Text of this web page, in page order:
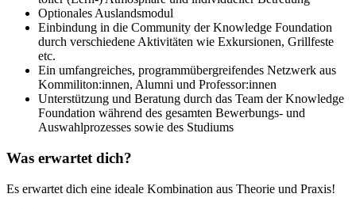
Optionales Auslandsmodul
Einbindung in die Community der Knowledge Foundation
durch verschiedene Aktivitäten wie Exkursionen, Grillfeste
etc.
Ein umfangreiches, programmübergreifendes Netzwerk aus
Kommiliton:innen, Alumni und Professor:innen
Unterstützung und Beratung durch das Team der Knowledge
Foundation während des gesamten Bewerbungs- und
Auswahlprozesses sowie des Studiums
Was erwartet dich?
Es erwartet dich eine ideale Kombination aus Theorie und Praxis!